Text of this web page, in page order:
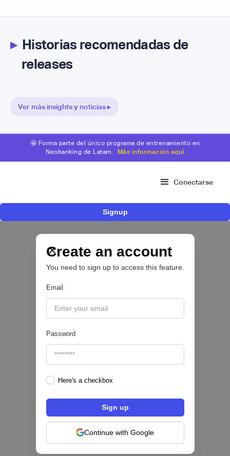
▸Historias recomendadas de
releases
Ver más insights y noticias ▸
🤩 Forma parte del único programa de entrenamiento en
Neobanking de Latam.
Más información aquí
Conectarse
Signup
Create an account
You need to sign up to access this feature.
Email
Password
Here's a checkbox
Continue with Google
IA para automatizar la gestión de tesorería de
las PYMEs
BFM 👔
July 28
Fintech salvadoreña TOHKN lanza plataforma
para invertir desde US$10 en acciones de EE.
UU. y criptomonedas
ACTIVOS DIGITALES 👾